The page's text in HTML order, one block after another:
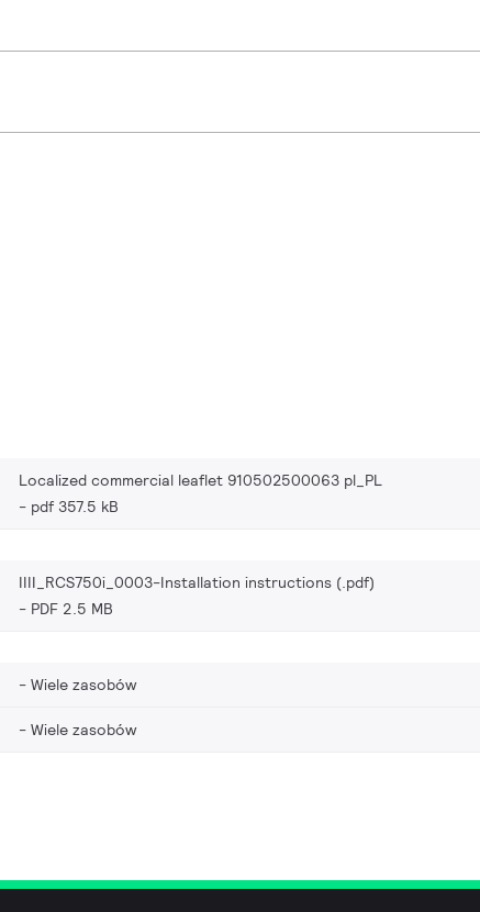
Localized commercial leaflet 910502500063 pl_PL
pdf 357.5 kB
IIII_RCS750i_0003-Installation instructions (.pdf)
PDF 2.5 MB
Wiele zasobów
Wiele zasobów